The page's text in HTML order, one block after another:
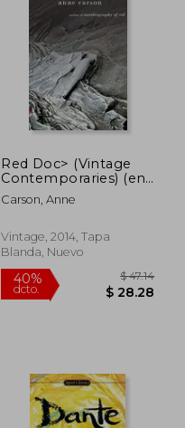
45%
dcto.
Red Doc> (Vintage
Contemporaries) (en
Inglés)
Carson, Anne
Vintage, 2014, Tapa
Blanda, Nuevo